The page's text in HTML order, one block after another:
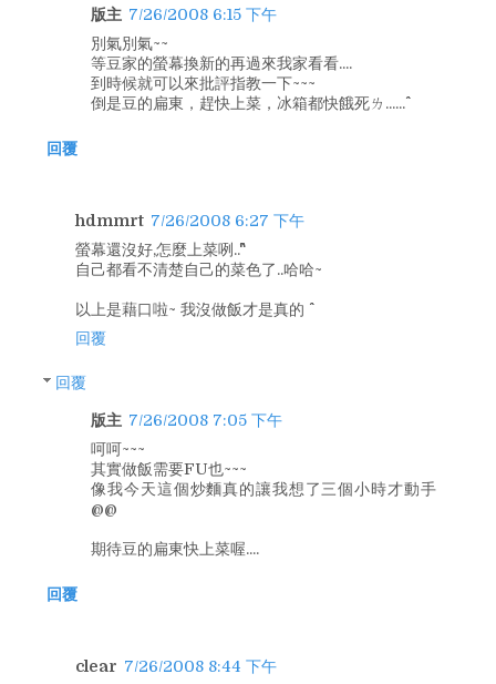
版主 7/26/2008 6:15 下午
別氣別氣~~
等豆家的螢幕換新的再過來我家看看....
到時候就可以來批評指教一下~~~
倒是豆的扁東，趕快上菜，冰箱都快餓死ㄌ......^^
回覆
hdmmrt 7/26/2008 6:27 下午
螢幕還沒好,怎麼上菜咧..^^"
自己都看不清楚自己的菜色了..哈哈~
以上是藉口啦~ 我沒做飯才是真的 ^^
回覆
回覆
版主 7/26/2008 7:05 下午
呵呵~~~
其實做飯需要FU也~~~
像我今天這個炒麵真的讓我想了三個小時才動手
@@
期待豆的扁東快上菜喔....
回覆
clear 7/26/2008 8:44 下午